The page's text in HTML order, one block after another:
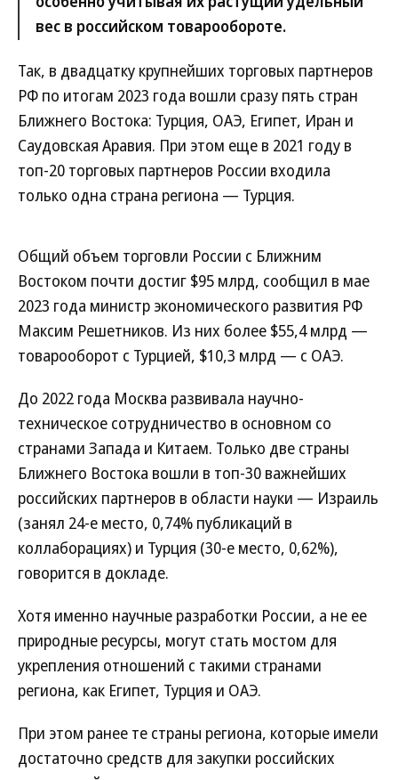
вес в российском товарообороте.
Так, в двадцатку крупнейших торговых партнеров
РФ по итогам 2023 года вошли сразу пять стран
Ближнего Востока: Турция, ОАЭ, Египет, Иран и
Саудовская Аравия. При этом еще в 2021 году в
топ-20 торговых партнеров России входила
только одна страна региона — Турция.
Общий объем торговли России с Ближним
Востоком почти достиг $95 млрд, сообщил в мае
2023 года министр экономического развития РФ
Максим Решетников. Из них более $55,4 млрд —
товарооборот с Турцией, $10,3 млрд — с ОАЭ.
До 2022 года Москва развивала научно-
техническое сотрудничество в основном со
странами Запада и Китаем. Только две страны
Ближнего Востока вошли в топ-30 важнейших
российских партнеров в области науки — Израиль
(занял 24-е место, 0,74% публикаций в
коллаборациях) и Турция (30-е место, 0,62%),
говорится в докладе.
Хотя именно научные разработки России, а не ее
природные ресурсы, могут стать мостом для
укрепления отношений с такими странами
региона, как Египет, Турция и ОАЭ.
При этом ранее те страны региона, которые имели
достаточно средств для закупки российских